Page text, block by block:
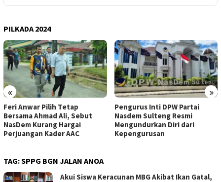
PILKADA 2024
« »
Feri Anwar Pilih Tetap
Bersama Ahmad Ali, Sebut
NasDem Kurang Hargai
Perjuangan Kader AAC
Pengurus Inti DPW Partai
Nasdem Sulteng Resmi
Mengundurkan Diri dari
Kepengurusan
TAG:SPPG BGN JALAN ANOA
Akui Siswa Keracunan MBG Akibat Ikan Gatal,